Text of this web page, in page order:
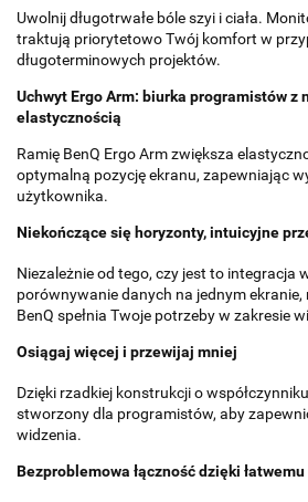
Uwolnij długotrwałe bóle szyi i ciała.
traktują priorytetowo Twój komfort w
długoterminowych projektów.
Uchwyt Ergo Arm: biurka programistów z
elastycznością
Ramię BenQ Ergo Arm zwiększa
optymalną pozycję ekranu, zapewniając
użytkownika.
Niekończące się horyzonty, intuicyjne
Niezależnie od tego, czy jest to integracja
porównywanie danych na jednym
BenQ spełnia Twoje potrzeby w zakresie
Osiągaj więcej i przewijaj mniej
Dzięki rzadkiej konstrukcji o
stworzony dla programistów, aby
widzenia.
Bezproblemowa łączność dzięki